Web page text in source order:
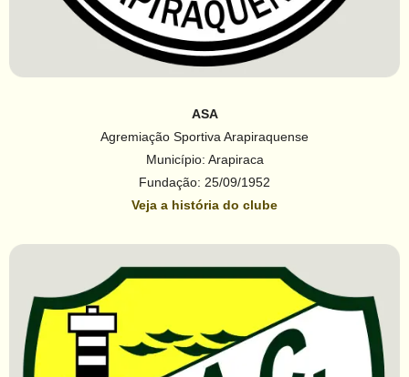
ASA
Agremiação Sportiva Arapiraquense
Município: Arapiraca
Fundação: 25/09/1952
Veja a história do clube